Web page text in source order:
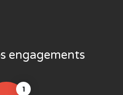
engagements
1